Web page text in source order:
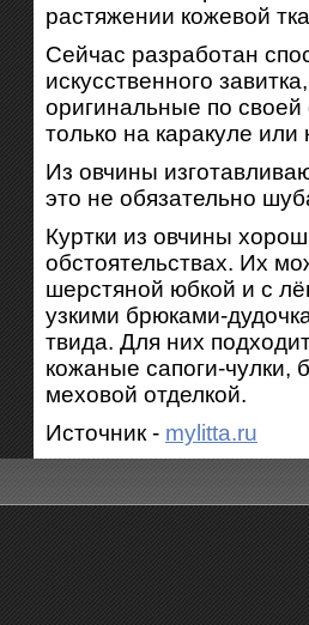
растяжении кожевой
Сейчас разработан
искусственного
оригинальные по
только на каракуле или
Из овчины
это не обязательно
Куртки из овчины
обстоятельствах. Их
шерстяной юбкой и с
узкими брюками-
твида. Для них
кожаные сапоги-чулки,
меховой отделкой.
Источник - mylitta.ru